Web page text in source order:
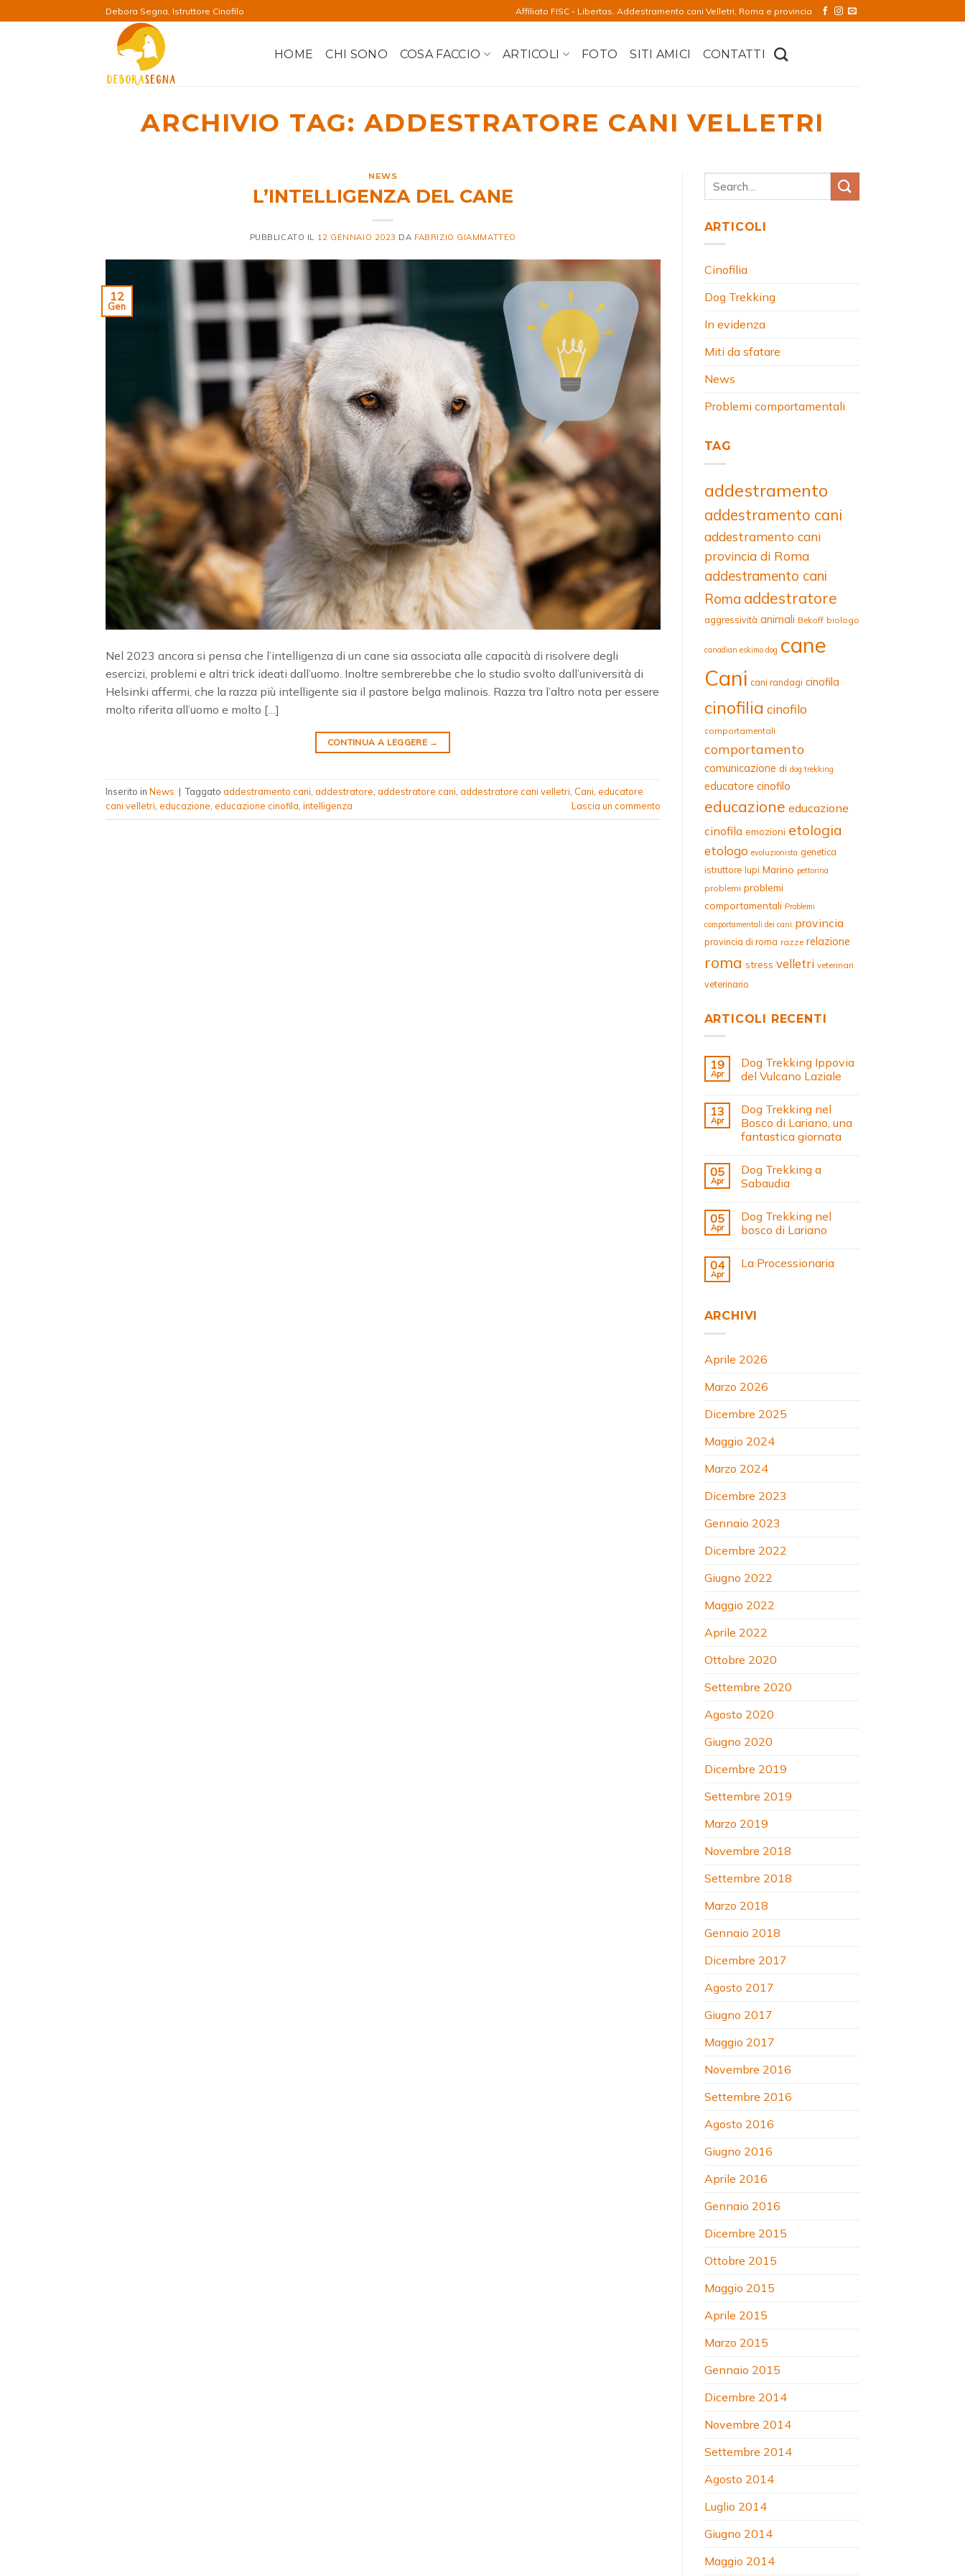
ai
Debora Segna, Istruttore Cinofilo Affiliato FISC - Libertas. Addestramento cani Velletri, Roma e provincia
HOME CHI SONO COSA FACCIO ARTICOLI FOTO SITI AMICI CONTATTI
ARCHIVIO TAG:ADDESTRATORE CANI VELLETRI
NEWS
L’INTELLIGENZA DEL CANE
PUBBLICATO IL 12 GENNAIO 2023 DA FABRIZIO GIAMMATTEO
12
Gen
Nel 2023 ancora si pensa che l’intelligenza di un cane sia associata alle capacità di risolvere degli
esercizi, problemi e altri trick ideati dall’uomo. Inoltre sembrerebbe che lo studio svolto dall’università di
Helsinki affermi, che la razza più intelligente sia il pastore belga malinois. Razza tra l’altro nota per essere
molto riferita all’uomo e molto […]
CONTINUA A LEGGERE →
Inserito in News | Taggato addestramento cani, addestratore, addestratore cani, addestratore cani velletri, Cani, educatore
cani velletri, educazione, educazione cinofila, intelligenza Lascia un commento
ARTICOLI
Cinofilia
Dog Trekking
In evidenza
Miti da sfatare
News
Problemi comportamentali
TAG
addestramento
addestramento cani
addestramento cani
provincia di Roma
addestramento cani
Roma addestratore
aggressività animali Bekoff biologo
canadian eskimo dog cane
Cani cani randagi cinofila
cinofilia cinofilo
comportamentali
comportamento
comunicazione di dog trekking
educatore cinofilo
educazione educazione
cinofila emozioni etologia
etologo evoluzionista genetica
istruttore lupi Marino pettorina
problemi problemi
comportamentali Problemi
comportamentali dei cani provincia
provincia di roma razze relazione
roma stress velletri veterinari
veterinario
ARTICOLI RECENTI
19
Apr
Dog Trekking Ippovia
del Vulcano Laziale
13
Apr
Dog Trekking nel
Bosco di Lariano, una
fantastica giornata
05
Apr
Dog Trekking a
Sabaudia
05
Apr
Dog Trekking nel
bosco di Lariano
04
Apr
La Processionaria
ARCHIVI
Aprile 2026
Marzo 2026
Dicembre 2025
Maggio 2024
Marzo 2024
Dicembre 2023
Gennaio 2023
Dicembre 2022
Giugno 2022
Maggio 2022
Aprile 2022
Ottobre 2020
Settembre 2020
Agosto 2020
Giugno 2020
Dicembre 2019
Settembre 2019
Marzo 2019
Novembre 2018
Settembre 2018
Marzo 2018
Gennaio 2018
Dicembre 2017
Agosto 2017
Giugno 2017
Maggio 2017
Novembre 2016
Settembre 2016
Agosto 2016
Giugno 2016
Aprile 2016
Gennaio 2016
Dicembre 2015
Ottobre 2015
Maggio 2015
Aprile 2015
Marzo 2015
Gennaio 2015
Dicembre 2014
Novembre 2014
Settembre 2014
Agosto 2014
Luglio 2014
Giugno 2014
Maggio 2014